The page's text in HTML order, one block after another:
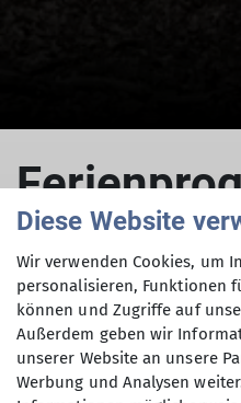
2025 -
Abendliche
Weßling und
Diese Website
Wir verwenden Cookies, um
personalisieren, Funktionen
können und Zugriffe auf
Außerdem geben wir
unserer Website an unsere
Werbung und Analysen